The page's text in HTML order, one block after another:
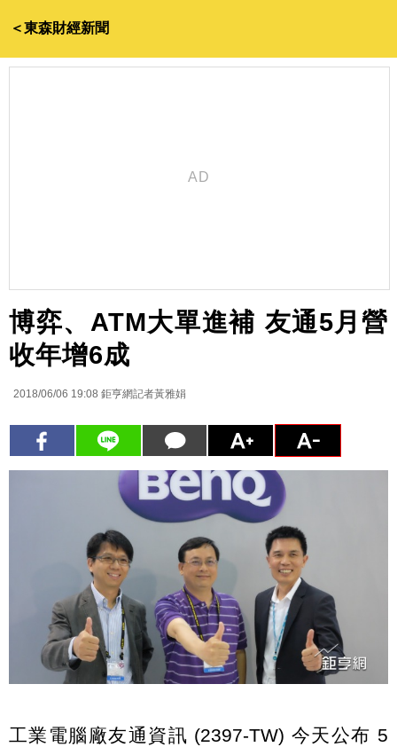
＜東森財經新聞
博弈、ATM大單進補 友通5月營
收年增6成
2018/06/06 19:08 鉅亨網記者黃雅娟
工業電腦廠友通資訊 (2397-TW) 今天公布 5